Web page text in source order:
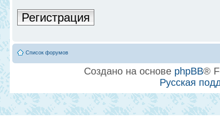
Регистрация
Список форумов
Создано на основе phpBB®
Русская